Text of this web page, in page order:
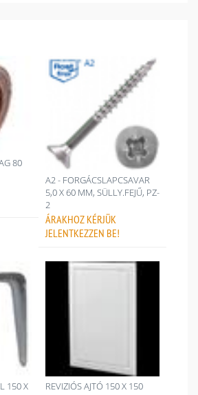
80
A2 - FORGÁCSLAPCSAVAR
5,0 X 60 MM, SÜLLY.FEJŰ, PZ-
2
ÁRAKHOZ KÉRJÜK
JELENTKEZZEN BE!
150 X
REVIZIÓS AJTÓ 150 X 150